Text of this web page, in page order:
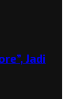
Jadi